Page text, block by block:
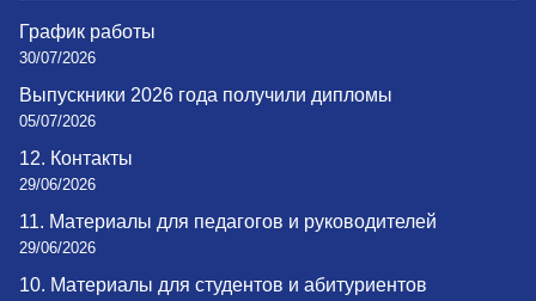
График работы
30/07/2026
Выпускники 2026 года получили дипломы
05/07/2026
12. Контакты
29/06/2026
11. Материалы для педагогов и руководителей
29/06/2026
10. Материалы для студентов и абитуриентов